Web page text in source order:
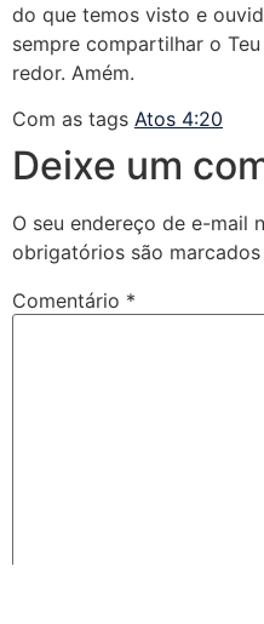
do que temos visto e
sempre compartilhar o
redor. Amém.
Com as tags Atos 4:20
Deixe um
O seu endereço de e-mail
obrigatórios são
Comentário *